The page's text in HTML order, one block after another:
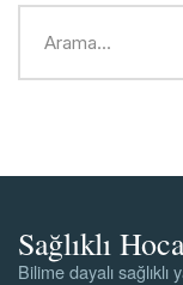
Sağlıklı
Bilime dayalı